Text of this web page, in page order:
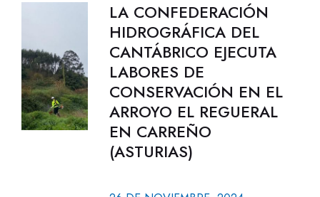
LA CONFEDERACIÓN
HIDROGRÁFICA DEL
CANTÁBRICO EJECUTA
LABORES DE
CONSERVACIÓN EN EL
ARROYO EL REGUERAL
EN CARREÑO
(ASTURIAS)